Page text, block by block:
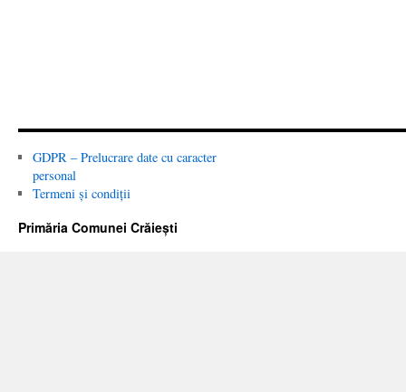
GDPR – Prelucrare date cu caracter
personal
Termeni și condiții
Primăria Comunei Crăiești